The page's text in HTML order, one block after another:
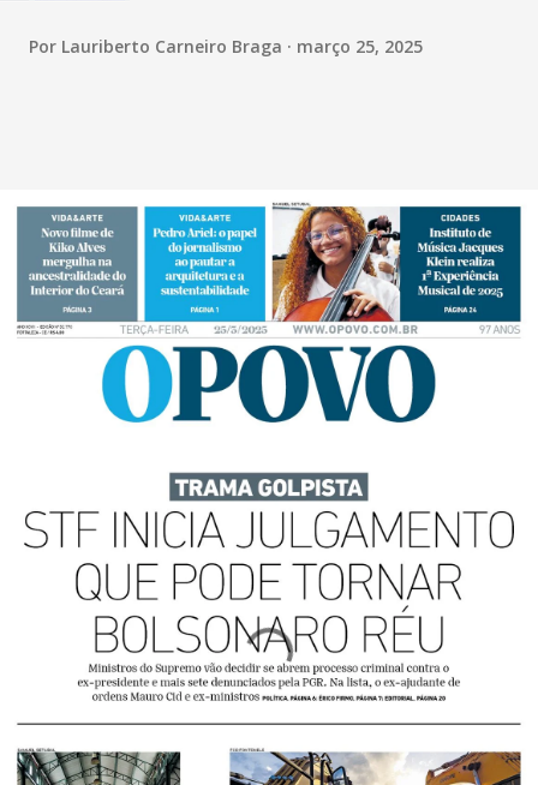
Por Lauriberto Carneiro Braga março 25, 2025